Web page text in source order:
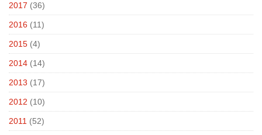
2017 (36)
2016 (11)
2015 (4)
2014 (14)
2013 (17)
2012 (10)
2011 (52)